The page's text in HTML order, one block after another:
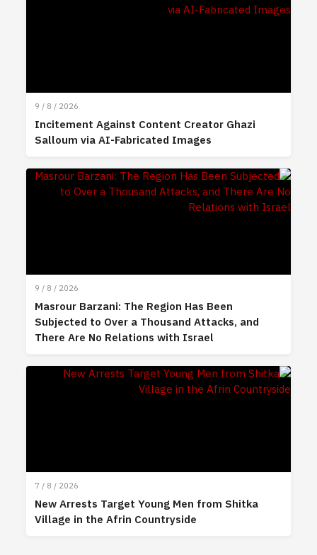
9 / 8 / 2026
Incitement Against Content Creator Ghazi
Salloum via AI-Fabricated Images
9 / 8 / 2026
Masrour Barzani: The Region Has Been
Subjected to Over a Thousand Attacks, and
There Are No Relations with Israel
7 / 8 / 2026
New Arrests Target Young Men from Shitka
Village in the Afrin Countryside